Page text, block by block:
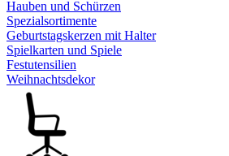
Hauben und Schürzen
Spezialsortimente
Geburtstagskerzen mit Halter
Spielkarten und Spiele
Festutensilien
Weihnachtsdekor